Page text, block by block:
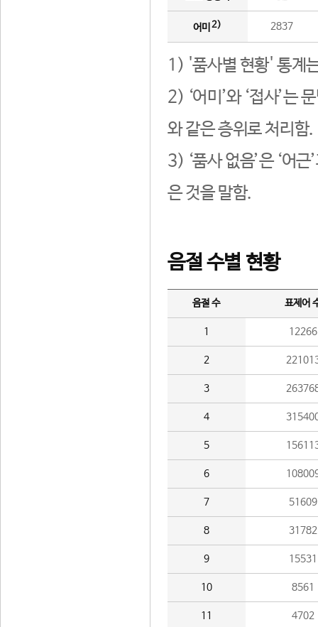
어미 2) 2837
1) '품사별 현황' 통계
2) ‘어미’와 ‘접사’는
와 같은 층위로 처리함.
3) ‘품사 없음’은 ‘어
은 것을 말함.
음절 수별 현황
음절 수 표제어
1 12266
2
3
4
5
6
7 51609
8 31782
9 15531
10 8561
11 4702